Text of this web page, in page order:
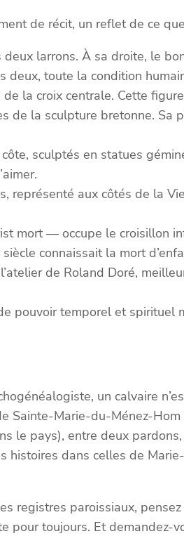
de récit, un reflet de ce
larrons. À sa droite, le
deux, toute la condition
la croix centrale. Cette
de la sculpture bretonne.
sculptés en statues
représenté aux côtés de la
mort — occupe le croisillon
connaissait la mort
de Roland Doré,
pouvoir temporel et spirituel
un calvaire
Sainte-Marie-du-Ménez-
le pays), entre deux
histoires dans celles de
registres paroissiaux,
pour toujours. Et